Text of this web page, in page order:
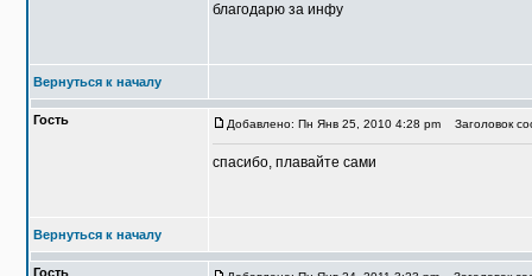
благодарю за инфу
Вернуться к началу
Гость Добавлено: Пн Янв 25, 2010 4:28 pm Заголовок
спасибо, плавайте сами
Вернуться к началу
Гость